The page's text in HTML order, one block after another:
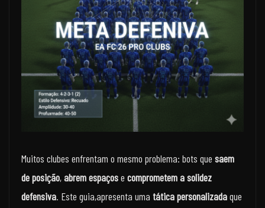
Muitos clubes enfrentam o mesmo problema: bots que saem
de posição,abrem espaçose comprometem a solidez
defensiva. Este guia,apresenta uma tática personalizadaque